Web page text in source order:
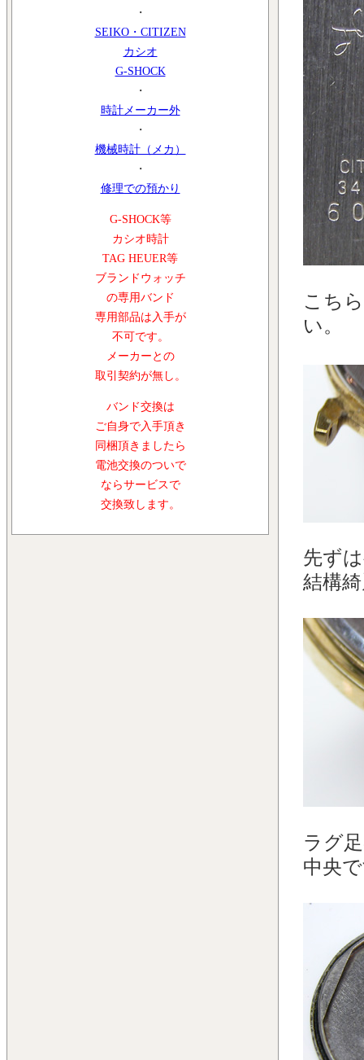
・
SEIKO・CITIZEN
カシオ
G-SHOCK
・
時計メーカー外
・
機械時計（メカ）
・
修理での預かり
G-SHOCK等
カシオ時計
TAG HEUER等
ブランドウォッチ
の専用バンド
専用部品は入手が
不可です。
メーカーとの
取引契約が無し。
バンド交換は
ご自身で入手頂き
同梱頂きましたら
電池交換のついで
ならサービスで
交換致します。
こち
い。
先ず
結構
ラグ
中央